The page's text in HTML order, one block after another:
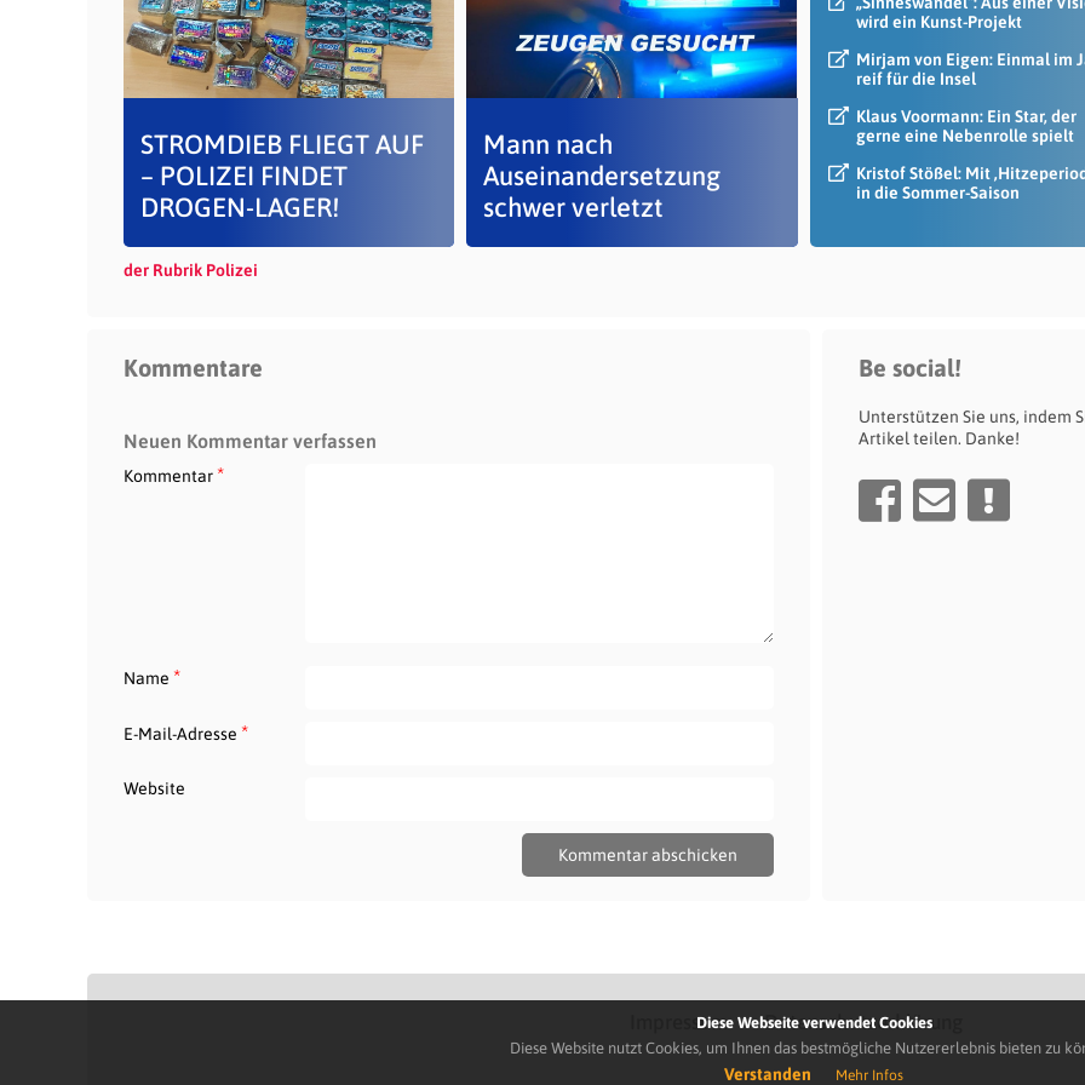
STROMDIEB FLIEGT AUF
– POLIZEI FINDET
DROGEN-LAGER!
Mann nach
Auseinandersetzung
schwer verletzt
wird ein Kunst-Projekt
Mirjam von Eigen: Einmal im
reif für die Insel
Klaus Voormann: Ein Star, der
gerne eine Nebenrolle spielt
Kristof Stößel: Mit
in die Sommer-Saison
der Rubrik Polizei
Kommentare
Neuen Kommentar verfassen
Kommentar*
Name *
E-Mail-Adresse *
Website
Be social!
Unterstützen Sie uns, indem
Artikel teilen. Danke!
Impressum Datenschutzerklärung
Diese Webseite verwendet Cookies
Diese Website nutzt Cookies, um Ihnen das bestmögliche Nutzererlebnis bieten zu
Verstanden Mehr Infos